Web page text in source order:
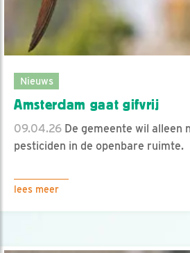
Nieuws
Amsterdam gaat gifvrij
09.04.26 De gemeente wil alleen
pesticiden in de openbare ruimte.
lees meer